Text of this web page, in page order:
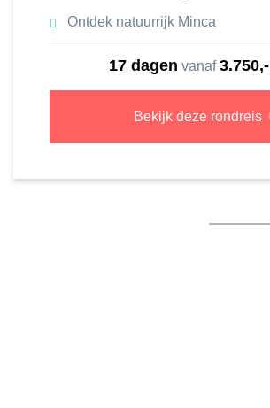
Ontdek natuurrijk Minca
17 dagen vanaf3.750,-
Bekijk deze rondreis